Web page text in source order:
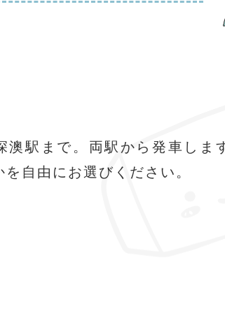
澳駅まで。両駅から発車しま
自由にお選びください。